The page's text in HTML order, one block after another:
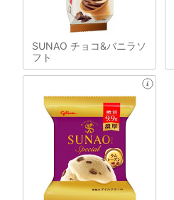
SUNAO チョコ&バニラソ
フト